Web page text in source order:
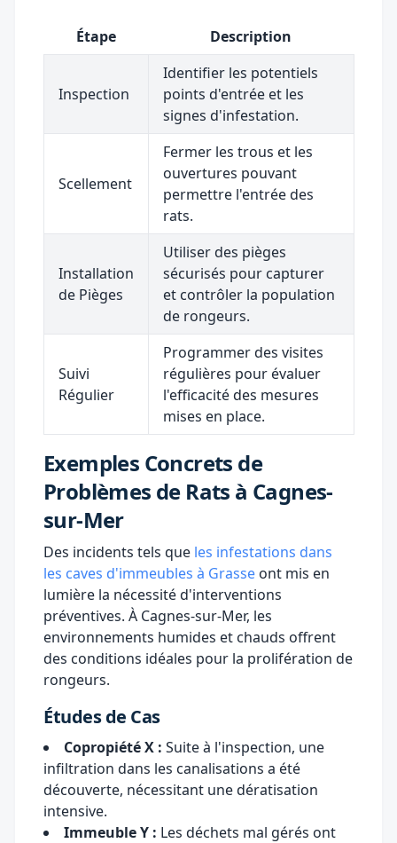
Étape Description
Inspection
Identifier les potentiels
points d'entrée et les
signes d'infestation.
Scellement
Fermer les trous et les
ouvertures pouvant
permettre l'entrée des
rats.
Installation
de Pièges
Utiliser des pièges
sécurisés pour capturer
et contrôler la population
de rongeurs.
Suivi
Régulier
Programmer des visites
régulières pour évaluer
l'efficacité des mesures
mises en place.
Exemples Concrets de
Problèmes de Rats à Cagnes-
sur-Mer
Des incidents tels que les infestations dans
les caves d'immeubles à Grasse ont mis en
lumière la nécessité d'interventions
préventives. À Cagnes-sur-Mer, les
environnements humides et chauds offrent
des conditions idéales pour la prolifération de
rongeurs.
Études de Cas
Copropiété X : Suite à l'inspection, une
infiltration dans les canalisations a été
découverte, nécessitant une dératisation
intensive.
Immeuble Y : Les déchets mal gérés ont